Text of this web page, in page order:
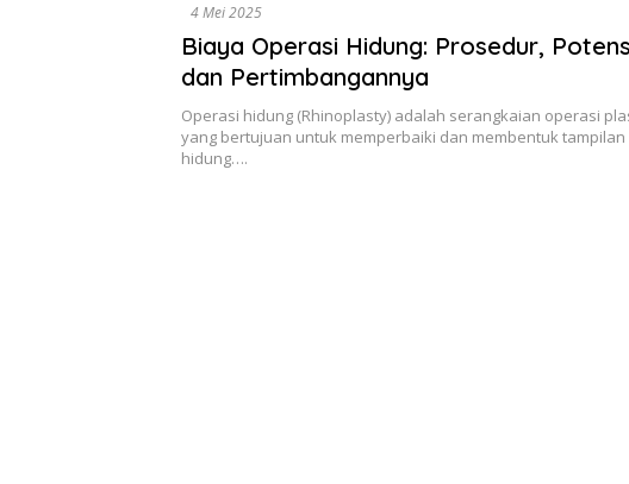
4 Mei 2025
Biaya Operasi Hidung: Prosedur,
dan Pertimbangannya
Operasi hidung (Rhinoplasty) adalah serangkaian operasi
yang bertujuan untuk memperbaiki dan membentuk tampilan
hidung….